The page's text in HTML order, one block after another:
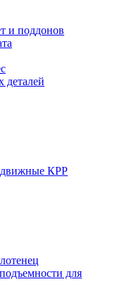
и поддонов
деталей
КРР
для